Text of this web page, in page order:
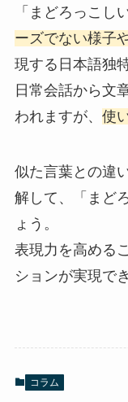
「まどろっこし
ーズでない様子
現する日本語独
日常会話から文
われますが、 使
似た言葉との違
解して、「まど
ょう。
表現力を高める
ションが実現で
コラム